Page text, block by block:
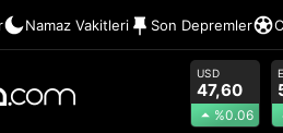
Namaz Vakitleri Son Depremler
USD
47,60
%0.06